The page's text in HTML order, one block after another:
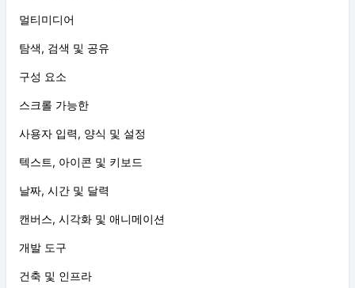
멀티미디어
탐색, 검색 및 공유
구성 요소
스크롤 가능한
사용자 입력, 양식 및 설정
텍스트, 아이콘 및 키보드
날짜, 시간 및 달력
캔버스, 시각화 및 애니메이션
개발 도구
건축 및 인프라